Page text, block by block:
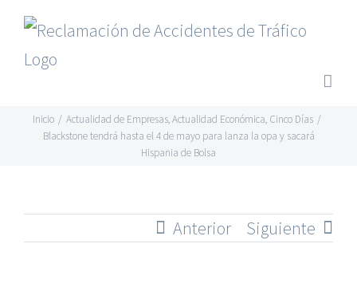
Saltar
contenido
Inicio / Actualidad de Empresas,Actualidad Económica, Cinco Días /
Blackstone tendrá hasta el 4 de mayo para lanza la opa y sacará
Hispania de Bolsa
Anterior Siguiente